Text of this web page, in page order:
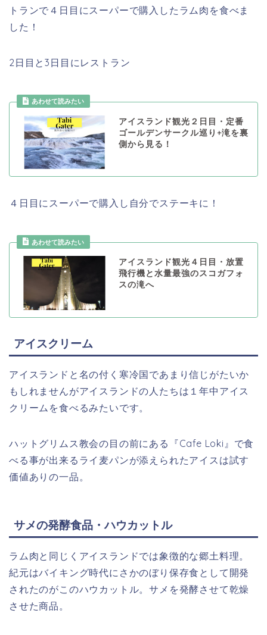
トランで４日目にスーパーで購入したラム肉を食べま
した！
2日目と3日目にレストラン
あわせて読みたい
アイスランド観光２日目・定番
ゴールデンサークル巡り+滝を裏
側から見る！
４日目にスーパーで購入し自分でステーキに！
あわせて読みたい
アイスランド観光４日目・放置
飛行機と水量最強のスコガフォ
スの滝へ
アイスクリーム
アイスランドと名の付く寒冷国であまり信じがたいか
もしれませんがアイスランドの人たちは１年中アイス
クリームを食べるみたいです。
ハットグリムス教会の目の前にある『Cafe Loki』で食
べる事が出来るライ麦パンが添えられたアイスは試す
価値ありの一品。
サメの発酵食品・ハウカットル
ラム肉と同じくアイスランドでは象徴的な郷土料理。
紀元はバイキング時代にさかのぼり保存食として開発
されたのがこのハウカットル。サメを発酵させて乾燥
させた商品。